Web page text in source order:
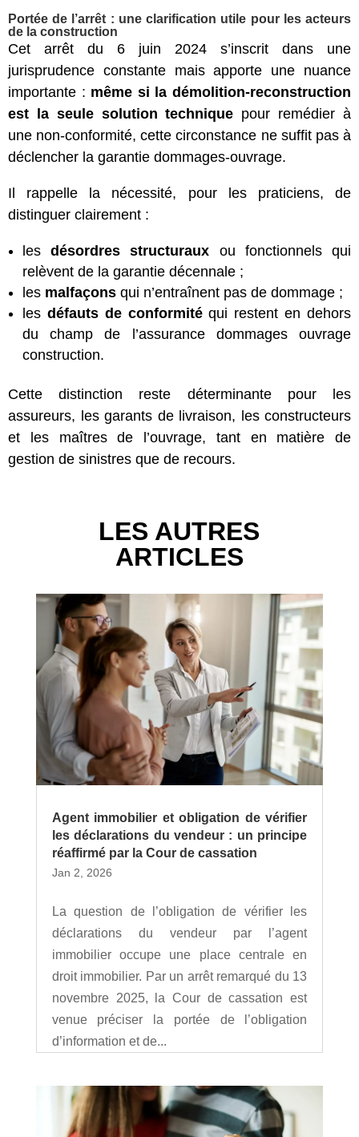
Portée de l’arrêt : une clarification utile pour les acteurs
de la construction
Cet arrêt du 6 juin 2024 s’inscrit dans une
jurisprudence constante mais apporte une nuance
importante : même si la démolition-reconstruction
est la seule solution technique pour remédier à
une non-conformité, cette circonstance ne suffit pas à
déclencher la garantie dommages-ouvrage.
Il rappelle la nécessité, pour les praticiens, de
distinguer clairement :
lesdésordres structuraux ou fonctionnels qui
relèvent de la garantie décennale ;
les malfaçons qui n’entraînent pas de dommage ;
les défauts de conformitéqui restent en dehors
du champ de l’assurance dommages ouvrage
construction.
Cette distinction reste déterminante pour les
assureurs, les garants de livraison, les constructeurs
et les maîtres de l’ouvrage, tant en matière de
gestion de sinistres que de recours.
LES AUTRES
ARTICLES
Agent immobilier et obligation de vérifier
les déclarations du vendeur : un principe
réaffirmé par la Cour de cassation
Jan 2, 2026
La question de l’obligation de vérifier les
déclarations du vendeur par l’agent
immobilier occupe une place centrale en
droit immobilier. Par un arrêt remarqué du 13
novembre 2025, la Cour de cassation est
venue préciser la portée de l’obligation
d’information et de...